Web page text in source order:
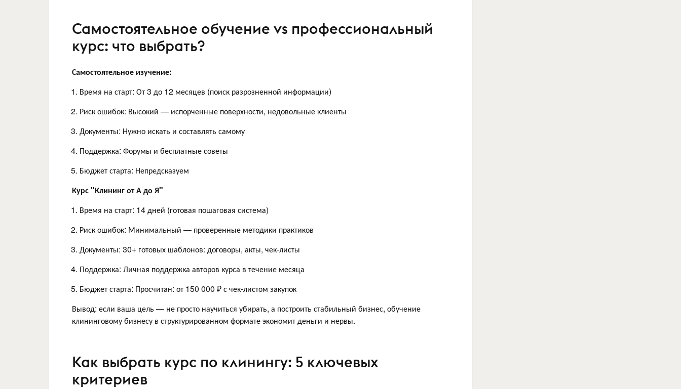
Самостоятельное обучение vs профессиональный
курс: что выбрать?
Самостоятельное изучение:
Время на старт: От 3 до 12 месяцев (поиск разрозненной информации)
Риск ошибок: Высокий — испорченные поверхности, недовольные клиенты
Документы: Нужно искать и составлять самому
Поддержка: Форумы и бесплатные советы
Бюджет старта: Непредсказуем
Курс "Клининг от А до Я"
Время на старт: 14 дней (готовая пошаговая система)
Риск ошибок: Минимальный — проверенные методики практиков
Документы: 30+ готовых шаблонов: договоры, акты, чек-листы
Поддержка: Личная поддержка авторов курса в течение месяца
Бюджет старта: Просчитан: от 150 000 ₽ с чек-листом закупок
Вывод: если ваша цель — не просто научиться убирать, а построить стабильный бизнес, обучение
клининговому бизнесу в структурированном формате экономит деньги и нервы.
Как выбрать курс по клинингу: 5 ключевых
критериев